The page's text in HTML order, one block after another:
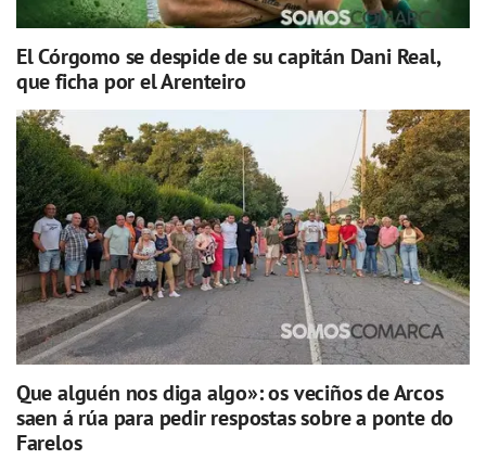
El Córgomo se despide de su capitán Dani Real,
que ficha por el Arenteiro
Que alguén nos diga algo»: os veciños de Arcos
saen á rúa para pedir respostas sobre a ponte do
Farelos